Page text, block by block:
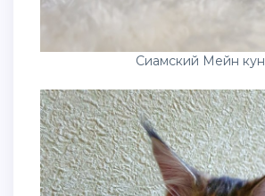
Сиамский Мейн кун